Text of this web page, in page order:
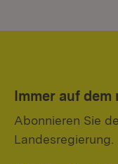
Immer auf
Abonnieren Sie
Landesregierung.